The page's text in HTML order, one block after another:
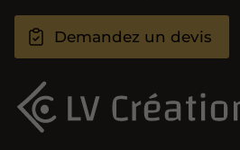
Demandez un devis